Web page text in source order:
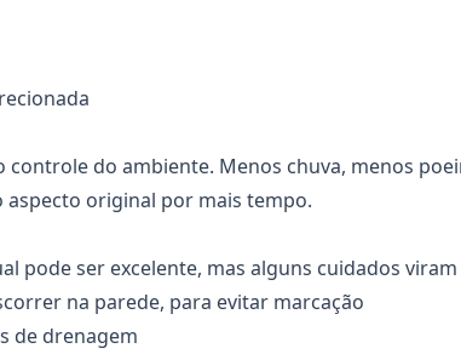
controle do ambiente. Menos chuva, menos
original por mais tempo.
pode ser excelente, mas alguns cuidados
na parede, para evitar marcação
de drenagem